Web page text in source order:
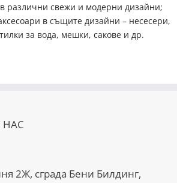
различни свежи и модерни дизайни;
в същите дизайни – несесери,
за вода, мешки, сакове и др.
НАС
2Ж, сграда Бени Билдинг,